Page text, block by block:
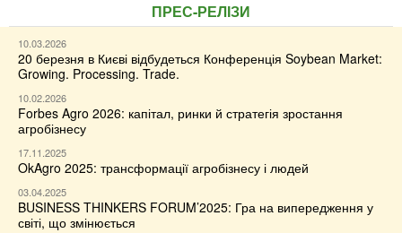
ПРЕС-РЕЛІЗИ
10.03.2026
20 березня в Києві відбудеться Конференція Soybean Market:
Growing. Processing. Trade.
10.02.2026
Forbes Agro 2026: капітал, ринки й стратегія зростання
агробізнесу
17.11.2025
OkAgro 2025: трансформації агробізнесу і людей
03.04.2025
BUSINESS THINKERS FORUM’2025: Гра на випередження у
світі, що змінюється